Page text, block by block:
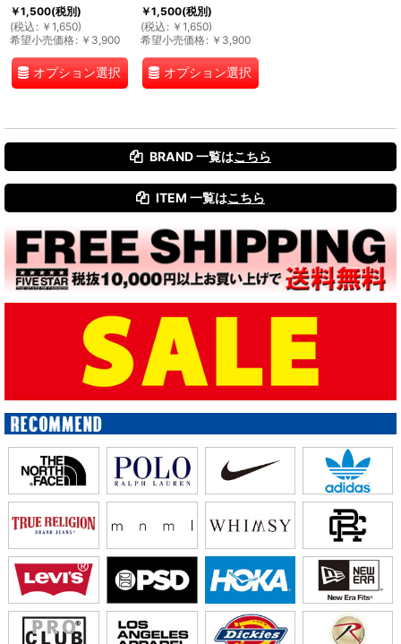
￥1,500(税別)
(税込 : ￥ 1,650)
希望小売価格: ￥ 3,900
オプション選択
￥1,500(税別)
(税込 : ￥ 1,650)
希望小売価格: ￥ 3,900
オプション選択
BRAND 一覧はこちら
ITEM 一覧はこちら